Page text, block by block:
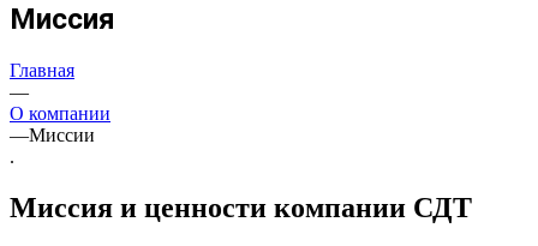
Миссия
Главная
—
О компании
—Миссии
.
Миссия и ценности компании СДТ